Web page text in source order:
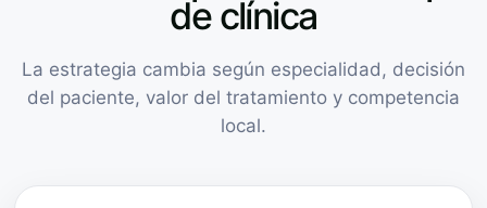
de clínica
La estrategia cambia según especialidad, decisión
del paciente, valor del tratamiento y competencia
local.